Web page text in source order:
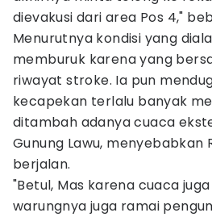
dievakusi dari area Pos 4,"
Menurutnya kondisi yang
memburuk karena yang
riwayat stroke. Ia pun
kecapekan terlalu banyak
ditambah adanya cuaca
Gunung Lawu, menyebabkan
berjalan.
"Betul, Mas karena cuaca
warungnya juga ramai